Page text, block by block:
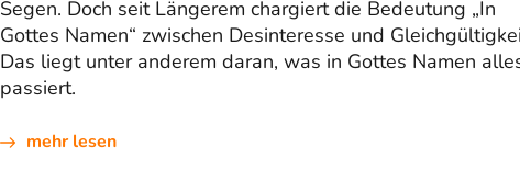
Segen. Doch seit Längerem chargiert die Bedeutung „In
Gottes Namen“ zwischen Desinteresse und
Das liegt unter anderem daran, was in Gottes Namen
passiert.
mehr lesen